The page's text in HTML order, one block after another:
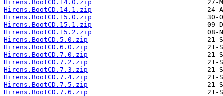
Hirens.BootCD.14.0.zip
Hirens.BootCD.14.1.zip
Hirens.BootCD.15.0.zip
Hirens.BootCD.15.1.zip
Hirens.BootCD.15.2.zip
Hirens.BootCD.5.0.zip
Hirens.BootCD.6.0.zip
Hirens.BootCD.7.0.zip
Hirens.BootCD.7.2.zip
Hirens.BootCD.7.3.zip
Hirens.BootCD.7.4.zip
Hirens.BootCD.7.5.zip
Hirens.BootCD.7.6.zip